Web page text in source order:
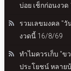
บ่อย เช็กก่อนงวด
รวมเลขมงคล "วั
งวดนี้ 16/8/69
ทำไมควรเก็บ "ข
ประโยชน์ หลาย